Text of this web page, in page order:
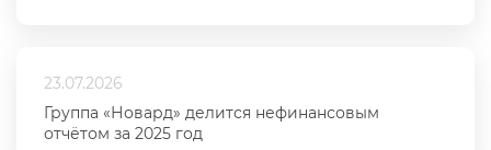
23.07.2026
Группа «Новард» делится нефинансовым
отчётом за 2025 год